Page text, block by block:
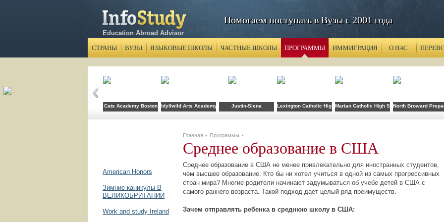
Education Abroad Advisor
Помогаем поступать в Вузы с 2001 года
СТРАНЫ ВУЗЫ ЯЗЫКОВЫЕ ШКОЛЫ ЧАСТНЫЕ ШКОЛЫ ПРОГРАММЫ ИММИГРАЦИЯ О НАС
Cats Academy Boston Idyllwild Arts Academy Justin-Siena Lexington Catholic High SchoolMarian Catholic High SchoolNorth Broward
American Honors
Зимние каникулы В
ВЕЛИКОБРИТАНИИ
Work and study Ireland
Главная Программы
Среднее образование в США
Среднее образование в США не менее привлекательно для иностранных студентов,
чем высшее образование. Кто бы ни хотел учиться в одной из самых прогрессивных
стран мира? Многие родители начинают задумываться об учебе детей в США с
самого раннего возраста. Такой подход дает целый ряд преимуществ.
Зачем отправлять ребенка в среднюю школу в США: